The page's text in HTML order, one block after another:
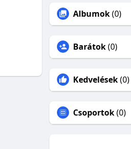
Albumok(0)
Barátok(0)
Kedvelések(0)
Csoportok(0)